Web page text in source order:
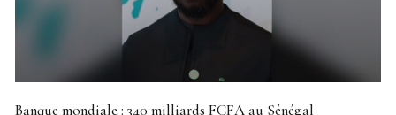
Banque mondiale : 340 milliards FCFA au Sénégal